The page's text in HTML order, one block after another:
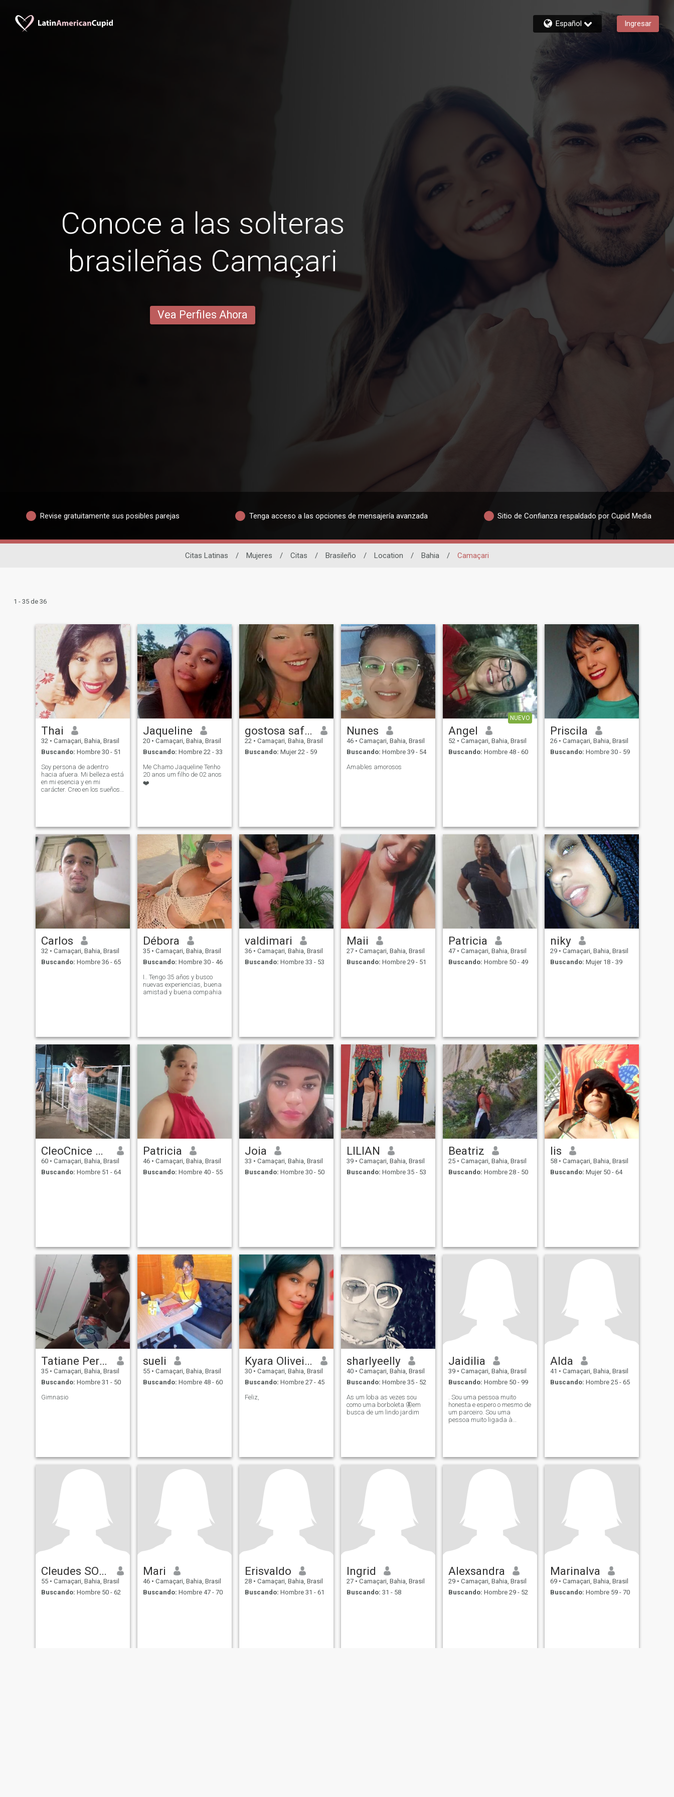
Español Ingresar
Conoce a las solteras
brasileñas Camaçari
Vea Perfiles Ahora
Revise gratuitamente sus posibles parejas Tenga acceso a las opciones de mensajería avanzada Sitio de Confianza respaldado por Cupid Media
Citas Latinas / Mujeres / Citas / Brasileño / Location / Bahia / Camaçari
1 - 35 de 36
Thai
32 • Camaçari, Bahia, Brasil
Buscando: Hombre 30 - 51
Soy persona de adentro
hacia afuera. Mi belleza está
en mi esencia y en mi
carácter. Creo en los sueños,
adelante.
Jaqueline
20 • Camaçari, Bahia, Brasil
Buscando: Hombre 22 - 33
Me Chamo Jaqueline Tenho
20 anos um filho de 02 anos
❤️
gostosa safadinha
22 • Camaçari, Bahia, Brasil
Buscando: Mujer 22 - 59
Nunes
46 • Camaçari, Bahia, Brasil
Buscando: Hombre 39 - 54
Amables amorosos
NUEVO
Angel
52 • Camaçari, Bahia, Brasil
Buscando: Hombre 48 - 60
Priscila
26 • Camaçari, Bahia, Brasil
Buscando: Hombre 30 - 59
Carlos
32 • Camaçari, Bahia, Brasil
Buscando: Hombre 36 - 65
Débora
35 • Camaçari, Bahia, Brasil
Buscando: Hombre 30 - 46
I.. Tengo 35 años y busco
nuevas experiencias, buena
amistad y buena compahia
valdimari
36 • Camaçari, Bahia, Brasil
Buscando: Hombre 33 - 53
Maii
27 • Camaçari, Bahia, Brasil
Buscando: Hombre 29 - 51
Patricia
47 • Camaçari, Bahia, Brasil
Buscando: Hombre 50 - 49
niky
29 • Camaçari, Bahia, Brasil
Buscando: Mujer 18 - 39
CleoCnice da Silva
60 • Camaçari, Bahia, Brasil
Buscando: Hombre 51 - 64
Patricia
46 • Camaçari, Bahia, Brasil
Buscando: Hombre 40 - 55
Joia
33 • Camaçari, Bahia, Brasil
Buscando: Hombre 30 - 50
LILIAN
39 • Camaçari, Bahia, Brasil
Buscando: Hombre 35 - 53
Beatriz
25 • Camaçari, Bahia, Brasil
Buscando: Hombre 28 - 50
lis
58 • Camaçari, Bahia, Brasil
Buscando: Mujer 50 - 64
Tatiane Pereira da
35 • Camaçari, Bahia, Brasil
Buscando: Hombre 31 - 50
Gimnasio
sueli
55 • Camaçari, Bahia, Brasil
Buscando: Hombre 48 - 60
Kyara Oliveira
30 • Camaçari, Bahia, Brasil
Buscando: Hombre 27 - 45
Feliz,
sharlyeelly
40 • Camaçari, Bahia, Brasil
Buscando: Hombre 35 - 52
As um loba as vezes sou
como uma borboleta 🦋em
busca de um lindo jardim
Jaidilia
39 • Camaçari, Bahia, Brasil
Buscando: Hombre 50 - 99
. Sou uma pessoa muito
honesta e espero o mesmo de
um parceiro. Sou uma
pessoa muito ligada à
Adoro fazer churrascos.
Adoro fazer caminhadas e
Alda
41 • Camaçari, Bahia, Brasil
Buscando: Hombre 25 - 65
Cleudes SOUZA
55 • Camaçari, Bahia, Brasil
Buscando: Hombre 50 - 62
Mari
46 • Camaçari, Bahia, Brasil
Buscando: Hombre 47 - 70
Erisvaldo
28 • Camaçari, Bahia, Brasil
Buscando: Hombre 31 - 61
Ingrid
27 • Camaçari, Bahia, Brasil
Buscando: 31 - 58
Alexsandra
29 • Camaçari, Bahia, Brasil
Buscando: Hombre 29 - 52
Marinalva
69 • Camaçari, Bahia, Brasil
Buscando: Hombre 59 - 70